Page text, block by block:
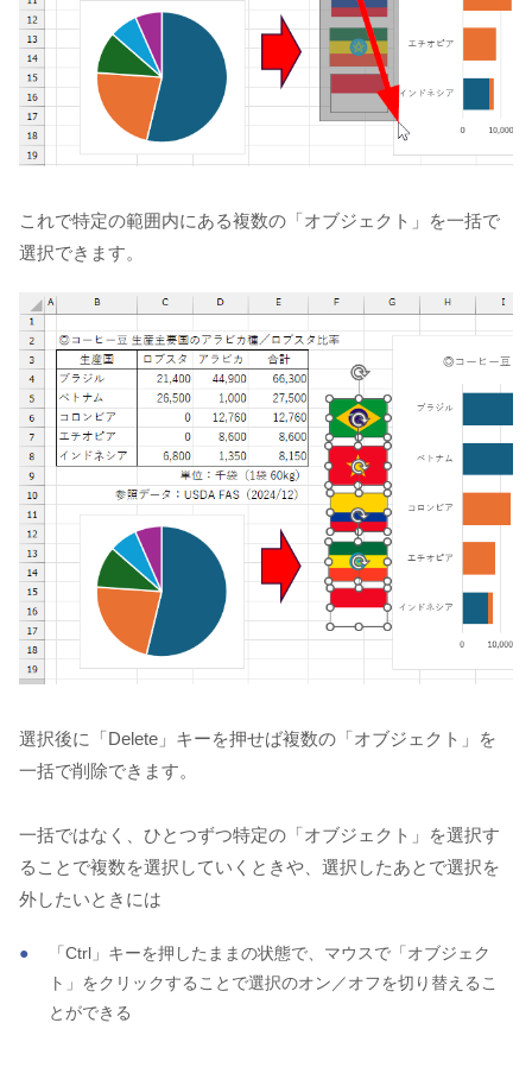
これで特定の範囲内にある複数の「オブジェクト」を一括で
選択できます。
選択後に「Delete」キーを押せば複数の「オブジェクト」を
一括で削除できます。
一括ではなく、ひとつずつ特定の「オブジェクト」を選択す
ることで複数を選択していくときや、選択したあとで選択を
外したいときには
「Ctrl」キーを押したままの状態で、マウスで「オブジェク
ト」をクリックすることで選択のオン／オフを切り替えるこ
とができる